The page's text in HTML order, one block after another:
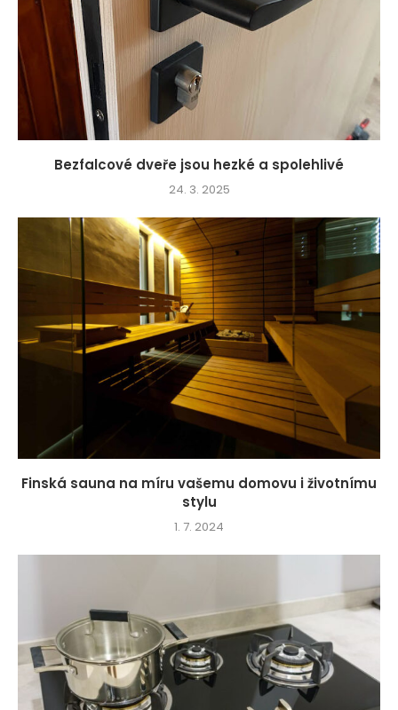
Bezfalcové dveře jsou hezké a spolehlivé
24. 3. 2025
Finská sauna na míru vašemu domovu i životnímu
stylu
1. 7. 2024